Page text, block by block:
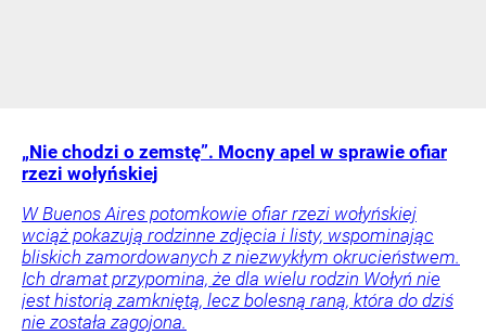
„Nie chodzi o zemstę”. Mocny apel w sprawie ofiar
rzezi wołyńskiej
W Buenos Aires potomkowie ofiar rzezi wołyńskiej
wciąż pokazują rodzinne zdjęcia i listy, wspominając
bliskich zamordowanych z niezwykłym okrucieństwem.
Ich dramat przypomina, że dla wielu rodzin Wołyń nie
jest historią zamkniętą, lecz bolesną raną, która do dziś
nie została zagojona.